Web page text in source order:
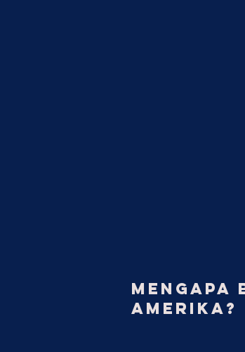
MENGAPA
AMERIKA?